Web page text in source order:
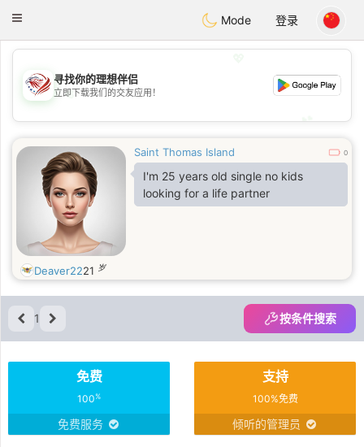
Dating
Toggle
Mode 登录
💖
💕
寻找你的理想伴侣
立即下载我们的交友应用！
Saint Thomas Island 0
I'm 25 years old single no kids
looking for a life partner
Deaver2221 岁
1 按条件搜索
免费
100%
免费服务
支持
100%免费
倾听的管理员